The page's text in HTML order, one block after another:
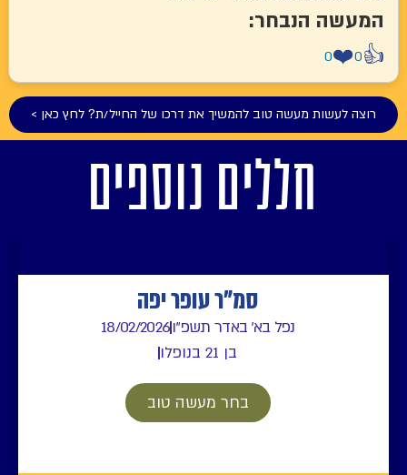
המעשה הנבחר:
👍
0
❤️
0
רוצה לעשות מעשה טוב להמשיך את דרכו של החייל/ת? לחץ כאן >
חללים נוספים
סמ"ר עופר יפה
נפל בא' באדר תשפ"ו18/02/2026
בן 21 בנופלו
בחר מעשה טוב